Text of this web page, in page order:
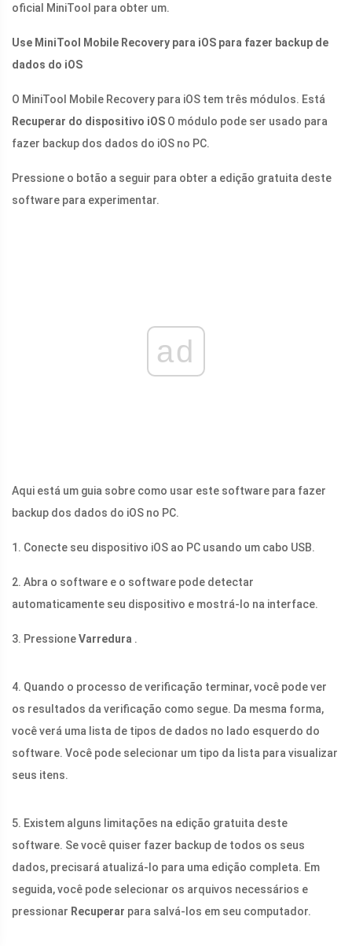
oficial MiniTool para obter um.
Use MiniTool Mobile Recovery para iOS para fazer backup de
dados do iOS
O MiniTool Mobile Recovery para iOS tem três módulos. Está
Recuperar do dispositivo iOS O módulo pode ser usado para
fazer backup dos dados do iOS no PC.
Pressione o botão a seguir para obter a edição gratuita deste
software para experimentar.
ad
Aqui está um guia sobre como usar este software para fazer
backup dos dados do iOS no PC.
1. Conecte seu dispositivo iOS ao PC usando um cabo USB.
2. Abra o software e o software pode detectar
automaticamente seu dispositivo e mostrá-lo na interface.
3. PressioneVarredura .
4. Quando o processo de verificação terminar, você pode ver
os resultados da verificação como segue. Da mesma forma,
você verá uma lista de tipos de dados no lado esquerdo do
software. Você pode selecionar um tipo da lista para visualizar
seus itens.
5. Existem alguns limitações na edição gratuita deste
software. Se você quiser fazer backup de todos os seus
dados, precisará atualizá-lo para uma edição completa. Em
seguida, você pode selecionar os arquivos necessários e
pressionar Recuperar para salvá-los em seu computador.